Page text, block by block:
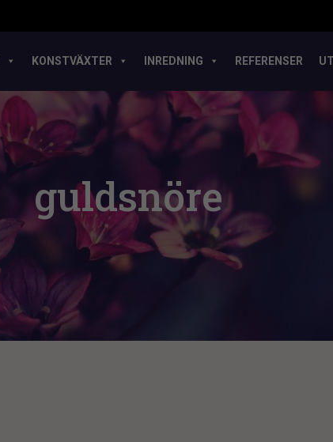
KONSTVÄXTER INREDNING REFERENSER
guldsnöre